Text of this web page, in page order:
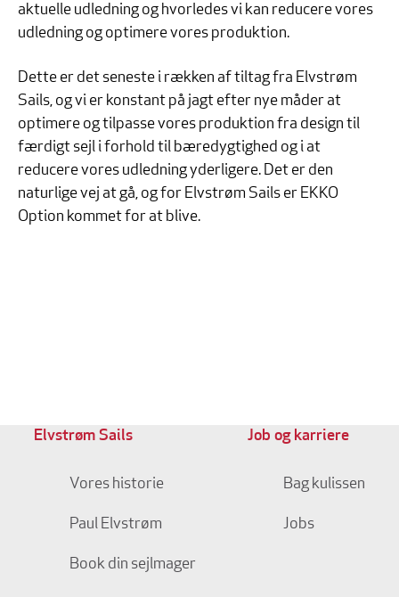
aktuelle udledning og hvorledes vi kan reducere vores
udledning og optimere vores produktion.
Dette er det seneste i rækken af tiltag fra Elvstrøm
Sails, og vi er konstant på jagt efter nye måder at
optimere og tilpasse vores produktion fra design til
færdigt sejl i forhold til bæredygtighed og i at
reducere vores udledning yderligere. Det er den
naturlige vej at gå, og for Elvstrøm Sails er EKKO
Option kommet for at blive.
Elvstrøm Sails
Vores historie
Paul Elvstrøm
Book din sejlmager
Job og karriere
Bag kulissen
Jobs